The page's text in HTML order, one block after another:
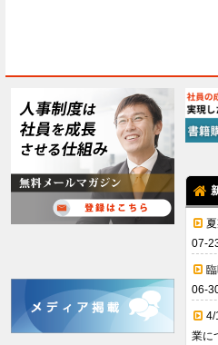
07-
06-
4/
業に